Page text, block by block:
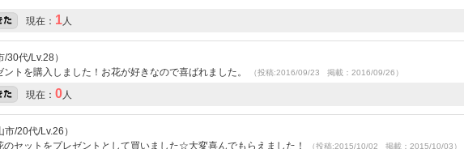
現在： 1 人
30代/Lv.28）
トを購入しました！お花が好きなので喜ばれました。
（投稿:2016/09/23 掲載：2016/09/26）
現在： 0 人
/20代/Lv.26）
のセットをプレゼントとして買いました☆大変喜んでもらえました！
（投稿:2015/10/02 掲載：2015/10/03）